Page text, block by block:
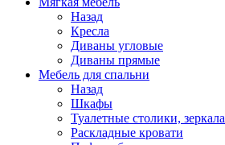
Назад
Кресла
Диваны угловые
Диваны прямые
Мебель для спальни
Назад
Шкафы
Туалетные столики, зеркала
Раскладные кровати